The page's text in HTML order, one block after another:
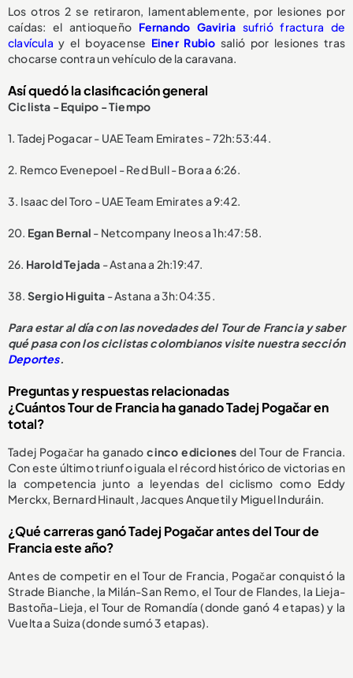
Los otros 2 se retiraron, lamentablemente, por lesiones por
caídas: el antioqueño Fernando Gaviria sufrió fractura de
clavícula y el boyacense Einer Rubio salió por lesiones tras
chocarse contra un vehículo de la caravana.
Así quedó la clasificación general
Ciclista - Equipo - Tiempo
1. Tadej Pogacar - UAE Team Emirates - 72h:53:44.
2. Remco Evenepoel - Red Bull - Bora a 6:26.
3. Isaac del Toro - UAE Team Emirates a 9:42.
20. Egan Bernal - Netcompany Ineos a 1h:47:58.
26. Harold Tejada - Astana a 2h:19:47.
38. Sergio Higuita - Astana a 3h:04:35.
Para estar al día con las novedades del Tour de Francia y saber
qué pasa con los ciclistas colombianos visite nuestra sección
Deportes.
Preguntas y respuestas relacionadas
¿Cuántos Tour de Francia ha ganado Tadej Pogačar en
total?
Tadej Pogačar ha ganadocinco ediciones del Tour de Francia.
Con este último triunfo iguala el récord histórico de victorias en
la competencia junto a leyendas del ciclismo como Eddy
Merckx, Bernard Hinault, Jacques Anquetil y Miguel Induráin.
¿Qué carreras ganó Tadej Pogačar antes del Tour de
Francia este año?
Antes de competir en el Tour de Francia, Pogačar conquistó la
Strade Bianche, la Milán-San Remo, el Tour de Flandes, la Lieja-
Bastoña-Lieja, el Tour de Romandía (donde ganó 4 etapas) y la
Vuelta a Suiza (donde sumó 3 etapas).